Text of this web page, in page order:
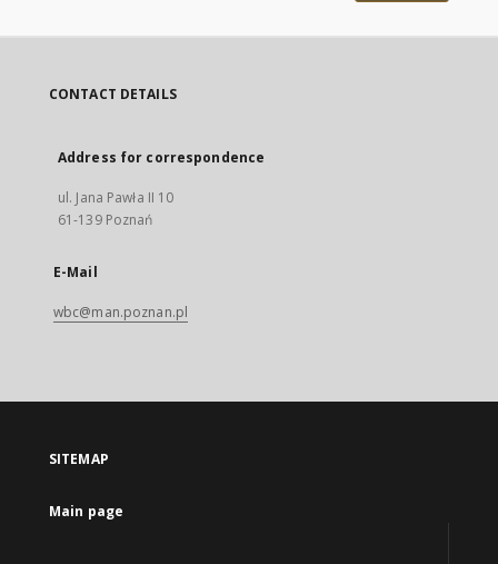
CONTACT DETAILS
Address for correspondence
ul. Jana Pawła II 10
61-139 Poznań
E-Mail
wbc@man.poznan.pl
SITEMAP
Main page